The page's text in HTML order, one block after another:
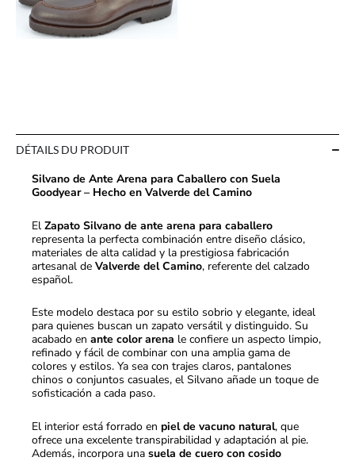
DÉTAILS DU PRODUIT
Silvano de Ante Arena para Caballero con Suela
Goodyear – Hecho en Valverde del Camino
El Zapato Silvano de ante arena para caballero
representa la perfecta combinación entre diseño clásico,
materiales de alta calidad y la prestigiosa fabricación
artesanal de Valverde del Camino, referente del calzado
español.
Este modelo destaca por su estilo sobrio y elegante, ideal
para quienes buscan un zapato versátil y distinguido. Su
acabado en ante color arena le confiere un aspecto limpio,
refinado y fácil de combinar con una amplia gama de
colores y estilos. Ya sea con trajes claros, pantalones
chinos o conjuntos casuales, el Silvano añade un toque de
sofisticación a cada paso.
El interior está forrado en piel de vacuno natural, que
ofrece una excelente transpirabilidad y adaptación al pie.
Además, incorpora una suela de cuero con cosido